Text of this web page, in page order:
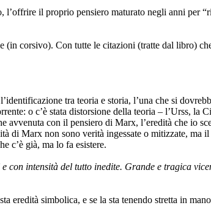
il proprio pensiero maturato negli anni per
corsivo). Con tutte le citazioni (tratte dal libro)
tra teoria e storia, l’una che si
o c’è stata distorsione della teoria – l’Urss, la
con il pensiero di Marx, l’eredità che io
di Marx non sono verità ingessate o mitizzate, ma
c’è già, ma lo fa esistere.
con intensità del tutto inedite. Grande e tragica
eredità simbolica, e se la sta tenendo stretta in